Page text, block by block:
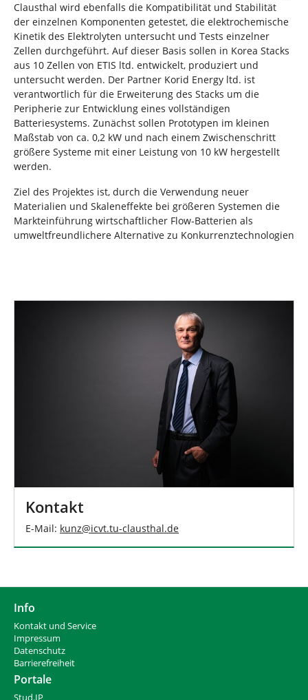
Clausthal wird ebenfalls die Kompatibilität und Stabilität
der einzelnen Komponenten getestet, die elektrochemische
Kinetik des Elektrolyten untersucht und Tests einzelner
Zellen durchgeführt. Auf dieser Basis sollen in Korea Stacks
aus 10 Zellen von ETIS ltd. entwickelt, produziert und
untersucht werden. Der Partner Korid Energy ltd. ist
verantwortlich für die Erweiterung des Stacks um die
Peripherie zur Entwicklung eines vollständigen
Batteriesystems. Zunächst sollen Prototypen im kleinen
Maßstab von ca. 0,2 kW und nach einem Zwischenschritt
größere Systeme mit einer Leistung von 10 kW hergestellt
werden.
Ziel des Projektes ist, durch die Verwendung neuer
Materialien und Skaleneffekte bei größeren Systemen die
Markteinführung wirtschaftlicher Flow-Batterien als
umweltfreundlichere Alternative zu Konkurrenztechnologien
Kontakt
E-Mail: kunz@icvt.tu-clausthal.de
Info
Kontakt und Service
Impressum
Datenschutz
Barrierefreiheit
Portale
Stud.IP